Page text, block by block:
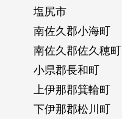
塩尻市
南佐久郡小海町
南佐久郡佐久穂町
小県郡長和町
上伊那郡箕輪町
下伊那郡松川町